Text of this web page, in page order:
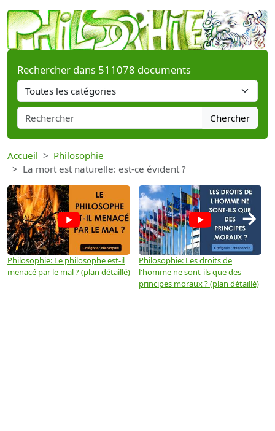
Rechercher dans 511078 documents
Chercher
Accueil
Philosophie
La mort est naturelle: est-ce évident ?
Philosophie: Le philosophe est-il
menacé par le mal ? (plan détaillé)
Philosophie: Les droits de
l'homme ne sont-ils que des
principes moraux ? (plan détaillé)
→